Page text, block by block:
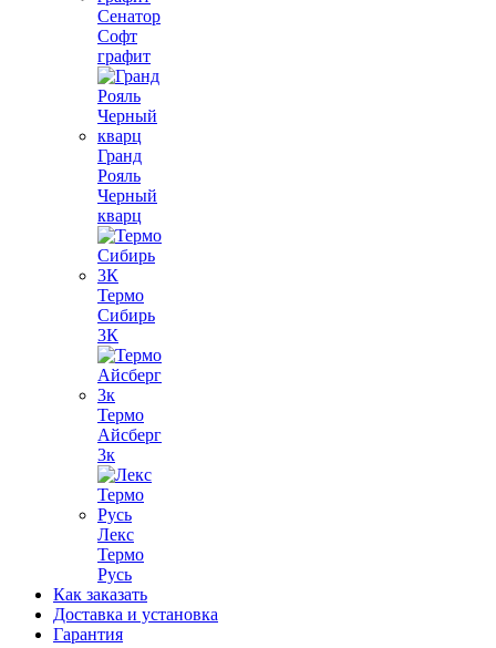
Сенатор
Софт
графит
Гранд
Рояль
Черный
кварц
Термо
Сибирь
3К
Термо
Айсберг
3к
Лекс
Термо
Русь
Как заказать
Доставка и установка
Гарантия